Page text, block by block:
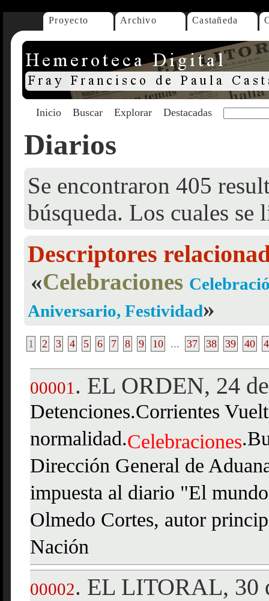
Proyecto Archivo Castañeda
Inicio Buscar Explorar Destacadas
Diarios
Se encontraron 405
búsqueda. Los cuales se
Descriptores
«Celebraciones
Aniversario, Festividad»
1 2 3 4 5 6 7 8 9 10 ... 37 38 39 40
00001 . EL ORDEN, 24
Detenciones.Corrientes
normalidad.Celebraciones
Dirección General de
impuesta al diario "El
Olmedo Cortes, autor
Nación
00002. EL LITORAL, 30